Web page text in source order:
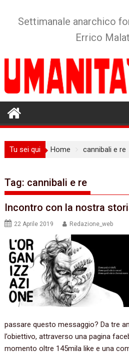
Settimanale anarchico
Errico
Tu sei qui Home cannibali e re
Tag: cannibali e re
Incontro con la nostra
22 Aprile 2019 Redazione_web
passare questo messaggio? Da tre
l’obiettivo, attraverso una pagina
momento oltre 145mila like e una